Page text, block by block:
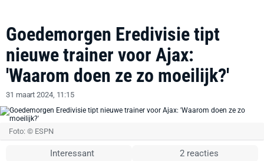
Goedemorgen Eredivisie tipt
nieuwe trainer voor Ajax:
'Waarom doen ze zo moeilijk?'
31 maart 2024, 11:15
Foto: © ESPN
Interessant 2 reacties